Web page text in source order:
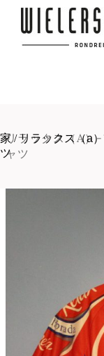
リラックス（A）
ャツ
家/リラックス（a
ツ